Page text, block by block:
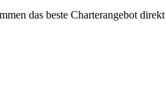
das beste Charterangebot